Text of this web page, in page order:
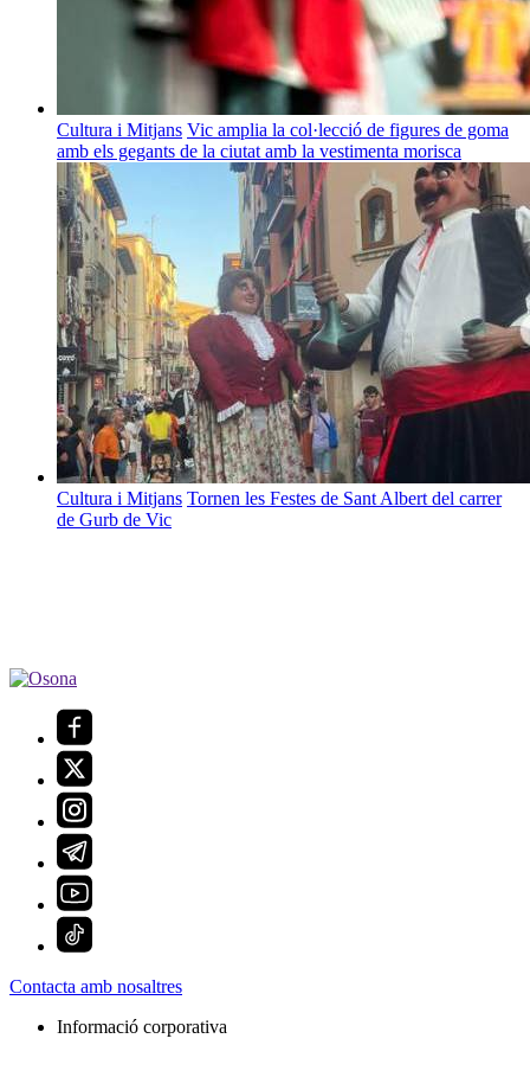
Cultura i Mitjans Vic amplia la col·lecció de figures de goma
amb els gegants de la ciutat amb la vestimenta morisca
Cultura i Mitjans Tornen les Festes de Sant Albert del carrer
de Gurb de Vic
Contacta amb nosaltres
Informació corporativa